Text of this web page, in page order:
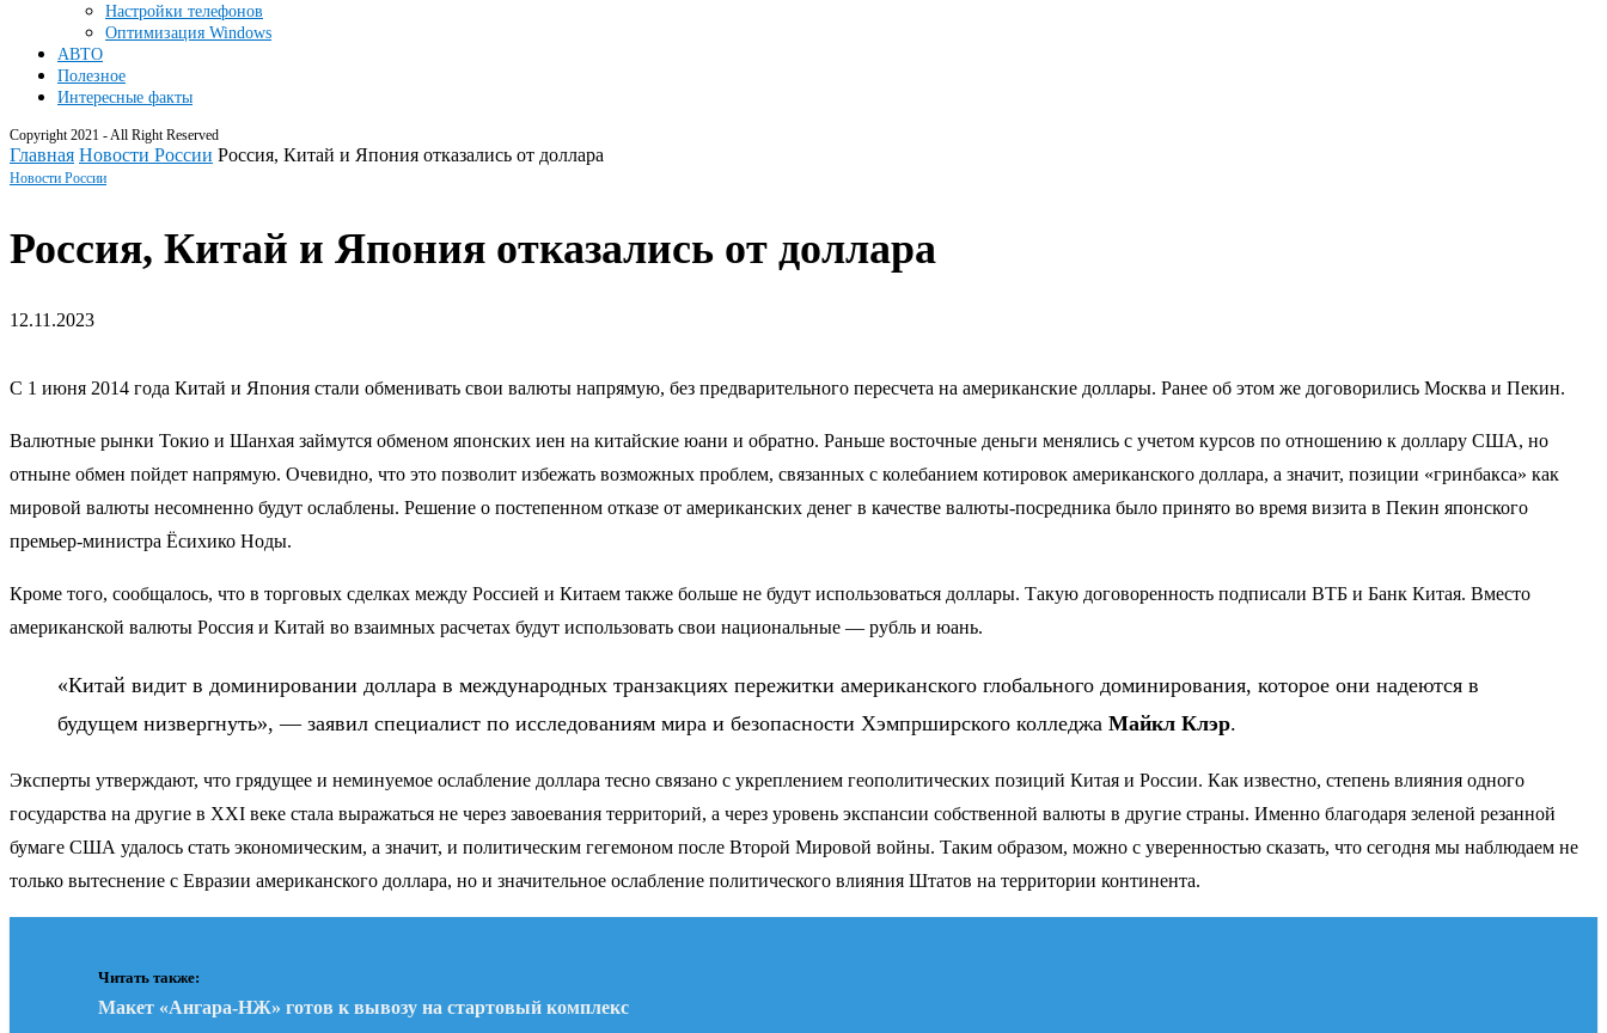
Настройки телефонов
Оптимизация Windows
АВТО
Полезное
Интересные факты
Copyright 2021 - All Right Reserved
Главная Новости России Россия, Китай и Япония отказались от доллара
Новости России
Россия, Китай и Япония отказались от доллара
12.11.2023
С 1 июня 2014 года Китай и Япония стали обменивать свои валюты напрямую, без предварительного пересчета на американские доллары. Ранее об этом же договорились Москва и Пекин.
Валютные рынки Токио и Шанхая займутся обменом японских иен на китайские юани и обратно. Раньше восточные деньги менялись с учетом курсов по отношению к доллару США, но
отныне обмен пойдет напрямую. Очевидно, что это позволит избежать возможных проблем, связанных с колебанием котировок американского доллара, а значит, позиции «гринбакса» как
мировой валюты несомненно будут ослаблены. Решение о постепенном отказе от американских денег в качестве валюты-посредника было принято во время визита в Пекин японского
премьер-министра Ёсихико Ноды.
Кроме того, сообщалось, что в торговых сделках между Россией и Китаем также больше не будут использоваться доллары. Такую договоренность подписали ВТБ и Банк Китая. Вместо
американской валюты Россия и Китай во взаимных расчетах будут использовать свои национальные — рубль и юань.
«Китай видит в доминировании доллара в международных транзакциях пережитки американского глобального доминирования, которое они надеются в
будущем низвергнуть», — заявил специалист по исследованиям мира и безопасности Хэмпрширского колледжа Майкл Клэр.
Эксперты утверждают, что грядущее и неминуемое ослабление доллара тесно связано с укреплением геополитических позиций Китая и России. Как известно, степень влияния одного
государства на другие в ХХI веке стала выражаться не через завоевания территорий, а через уровень экспансии собственной валюты в другие страны. Именно благодаря зеленой резанной
бумаге США удалось стать экономическим, а значит, и политическим гегемоном после Второй Мировой войны. Таким образом, можно с уверенностью сказать, что сегодня мы наблюдаем не
только вытеснение с Евразии американского доллара, но и значительное ослабление политического влияния Штатов на территории континента.
Читать также:
Макет «Ангара-НЖ» готов к вывозу на стартовый комплекс